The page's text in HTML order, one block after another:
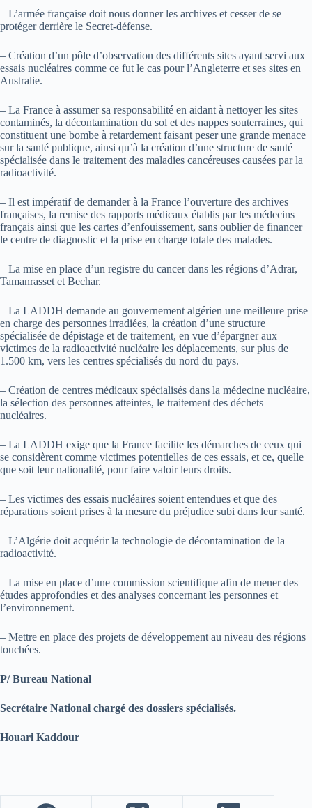
– L’armée française doit nous donner les archives et cesser de se
protéger derrière le Secret-défense.
– Création d’un pôle d’observation des différents sites ayant servi aux
essais nucléaires comme ce fut le cas pour l’Angleterre et ses sites en
Australie.
– La France à assumer sa responsabilité en aidant à nettoyer les sites
contaminés, la décontamination du sol et des nappes souterraines, qui
constituent une bombe à retardement faisant peser une grande menace
sur la santé publique, ainsi qu’à la création d’une structure de santé
spécialisée dans le traitement des maladies cancéreuses causées par la
radioactivité.
– Il est impératif de demander à la France l’ouverture des archives
françaises, la remise des rapports médicaux établis par les médecins
français ainsi que les cartes d’enfouissement, sans oublier de financer
le centre de diagnostic et la prise en charge totale des malades.
– La mise en place d’un registre du cancer dans les régions d’Adrar,
Tamanrasset et Bechar.
– La LADDH demande au gouvernement algérien une meilleure prise
en charge des personnes irradiées, la création d’une structure
spécialisée de dépistage et de traitement, en vue d’épargner aux
victimes de la radioactivité nucléaire les déplacements, sur plus de
1.500 km, vers les centres spécialisés du nord du pays.
– Création de centres médicaux spécialisés dans la médecine nucléaire,
la sélection des personnes atteintes, le traitement des déchets
nucléaires.
– La LADDH exige que la France facilite les démarches de ceux qui
se considèrent comme victimes potentielles de ces essais, et ce, quelle
que soit leur nationalité, pour faire valoir leurs droits.
– Les victimes des essais nucléaires soient entendues et que des
réparations soient prises à la mesure du préjudice subi dans leur santé.
– L’Algérie doit acquérir la technologie de décontamination de la
radioactivité.
– La mise en place d’une commission scientifique afin de mener des
études approfondies et des analyses concernant les personnes et
l’environnement.
– Mettre en place des projets de développement au niveau des régions
touchées.
P/ Bureau National
Secrétaire National chargé des dossiers spécialisés.
Houari Kaddour